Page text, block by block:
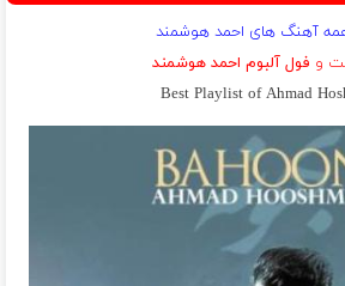
همه آهنگ های احمد هوشمند
و فول آلبوم احمد هوشمند
Best Playlist of Ahmad